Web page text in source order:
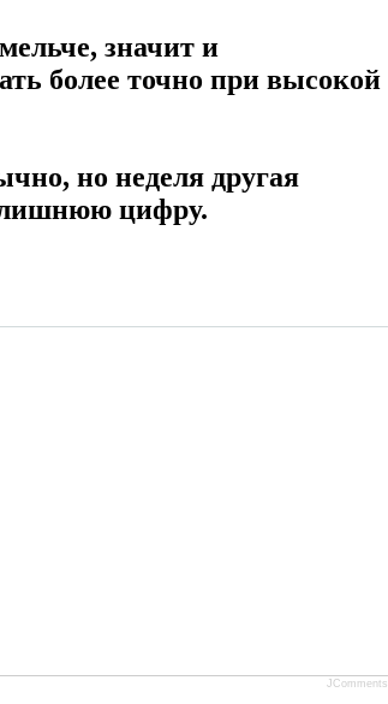
значит и
более точно при высокой
но неделя другая
лишнюю цифру.
JComments